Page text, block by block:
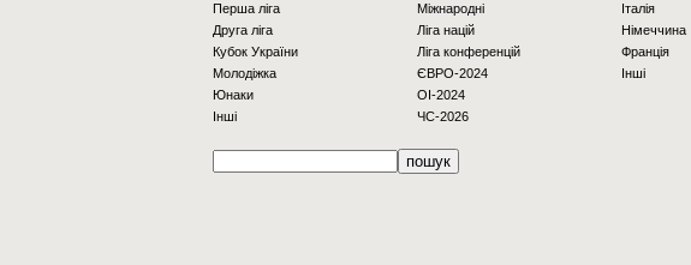
Перша ліга
Друга ліга
Кубок України
Молодіжка
Юнаки
Інші
Міжнародні
Ліга націй
Ліга конференцій
ЄВРО-2024
OI-2024
ЧС-2026
Італія
Німеччина
Франція
Інші